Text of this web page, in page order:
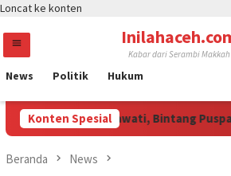
Loncat ke konten
Kabar dari Serambi Makkah
News Politik Hukum
Konten Spesial
Megawati, Bintang Puspayoga
Beranda News